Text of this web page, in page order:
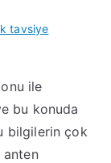
tavsiye
ile
bu konuda
bilgilerin çok
anten